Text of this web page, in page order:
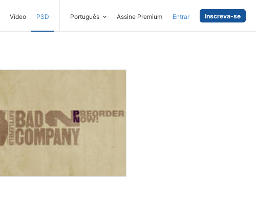
Vídeo PSD Português Assine Premium Entrar Inscreva-se